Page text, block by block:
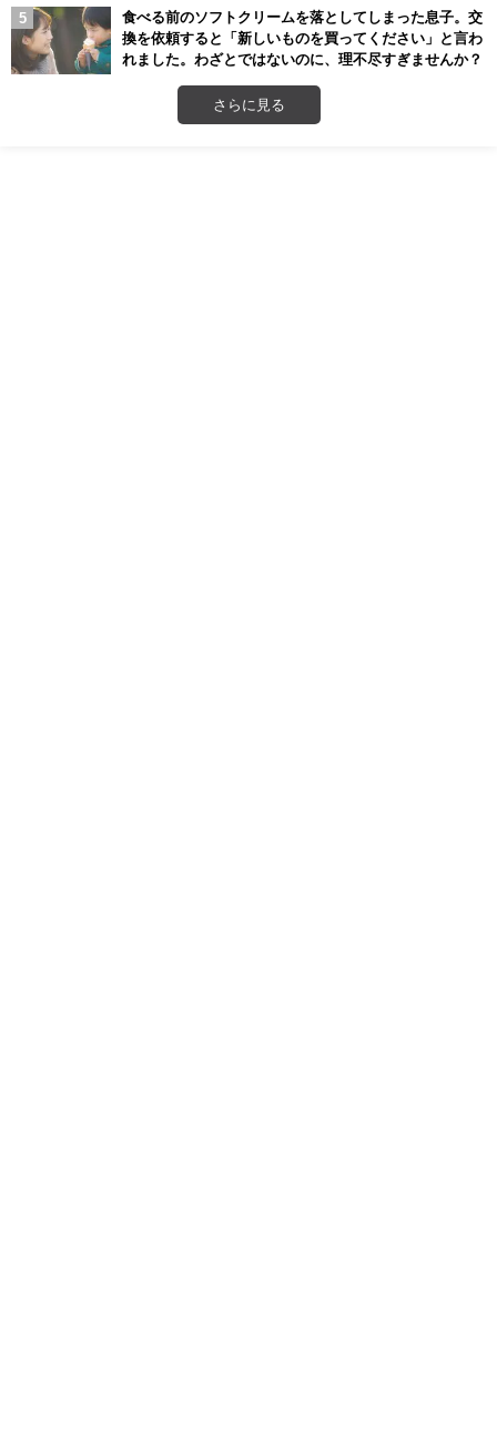
食べる前のソフトクリームを落としてしまった息子。交
換を依頼すると「新しいものを買ってください」と言わ
れました。わざとではないのに、理不尽すぎませんか？
さらに見る